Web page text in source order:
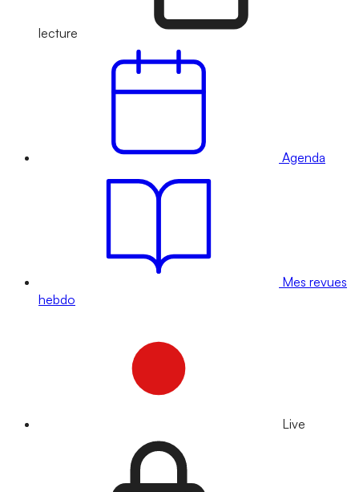
lecture
Agenda
Mes revues
hebdo
Live